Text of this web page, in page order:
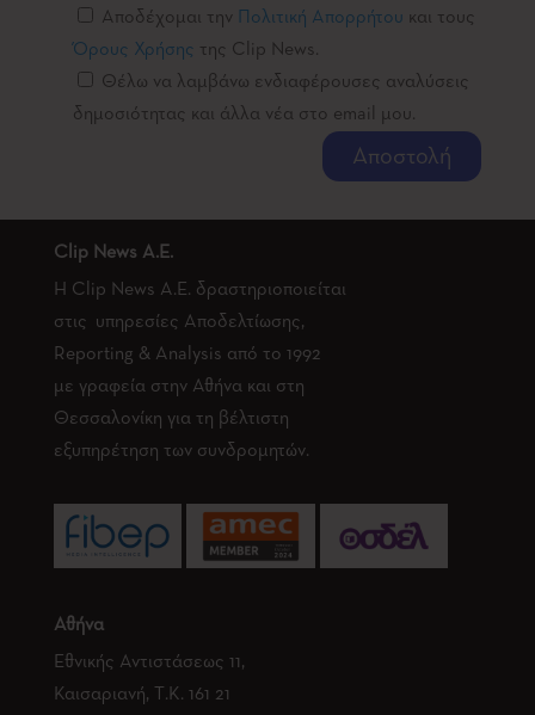
Αποδέχομαι την Πολιτική Απορρήτου και τους
Όρους Χρήσης της Clip News.
Θέλω να λαμβάνω ενδιαφέρουσες αναλύσεις
δημοσιότητας και άλλα νέα στο email μου.
Clip News A.E.
Η Clip News A.E. δραστηριοποιείται
στις υπηρεσίες Αποδελτίωσης,
Reporting & Analysis από το 1992
με γραφεία στην Αθήνα και στη
Θεσσαλονίκη για τη βέλτιστη
εξυπηρέτηση των συνδρομητών.
Αθήνα
Εθνικής Αντιστάσεως 11,
Καισαριανή, Τ.Κ. 161 21